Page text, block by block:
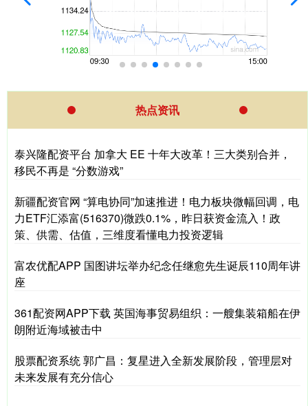
热点资讯
泰兴隆配资平台 加拿大 EE 十年大改革！三大类别合并，
移民不再是 “分数游戏”
新疆配资官网 “算电协同”加速推进！电力板块微幅回调，电
力ETF汇添富(516370)微跌0.1%，昨日获资金流入！政
策、供需、估值，三维度看懂电力投资逻辑
富农优配APP 国图讲坛举办纪念任继愈先生诞辰110周年讲
座
361配资网APP下载 英国海事贸易组织：一艘集装箱船在伊
朗附近海域被击中
股票配资系统 郭广昌：复星进入全新发展阶段，管理层对
未来发展有充分信心